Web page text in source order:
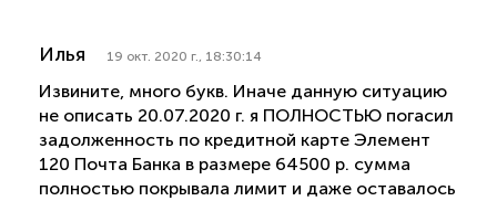
Илья 19 окт. 2020 г., 18:30:14
Извините, много букв. Иначе данную ситуацию
не описать 20.07.2020 г. я ПОЛНОСТЬЮ погасил
задолженность по кредитной карте Элемент
120 Почта Банка в размере 64500 р. сумма
полностью покрывала лимит и даже оставалось